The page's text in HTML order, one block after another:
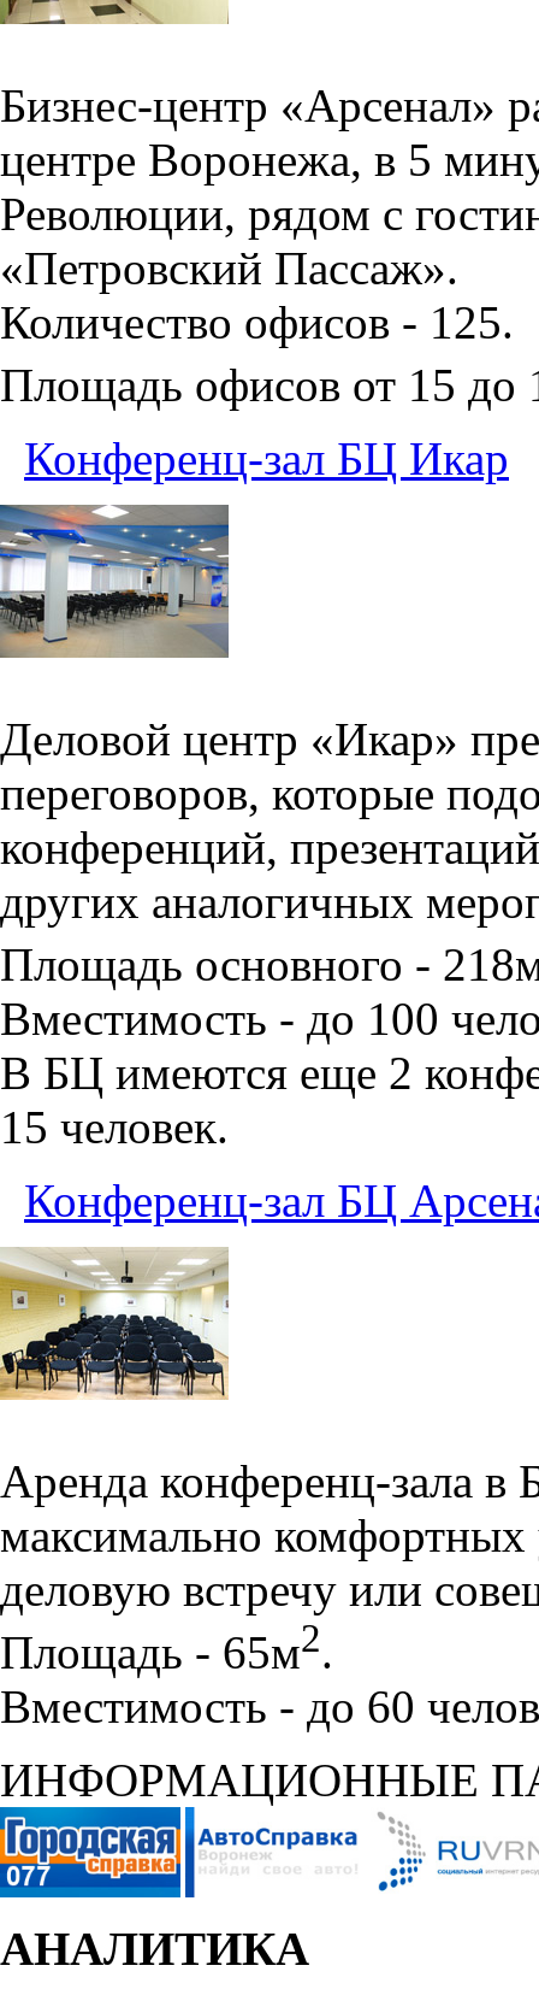
Бизнес-центр «Арсенал»
центре Воронежа, в 5
Революции, рядом с
«Петровский Пассаж».
Количество офисов - 125.
Площадь офисов от 15 до
Конференц-зал БЦ Икар
Деловой центр «Икар»
переговоров, которые
конференций,
других аналогичных
Площадь основного -
Вместимость - до 100
В БЦ имеются еще 2
15 человек.
Конференц-зал БЦ
Аренда конференц-зала в
максимально комфортных
деловую встречу или
Площадь - 65м2.
Вместимость - до 60
ИНФОРМАЦИОННЫЕ
АНАЛИТИКА